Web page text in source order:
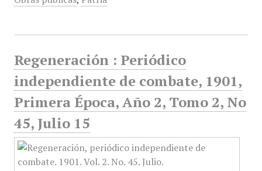
Regeneración : Periódico
independiente de combate, 1901,
Primera Época, Año 2, Tomo 2, No
45, Julio 15